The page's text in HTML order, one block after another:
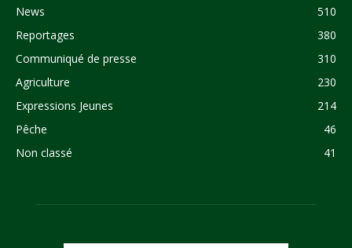
News
510
Reportages
380
Communiqué de presse
310
Agriculture
230
Expressions Jeunes
214
Pêche
46
Non classé
41